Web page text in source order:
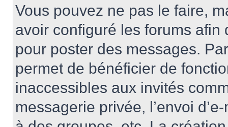
Vous pouvez ne pas le faire,
avoir configuré les forums afin
pour poster des messages.
permet de bénéficier de
inaccessibles aux invités
messagerie privée, l’envoi